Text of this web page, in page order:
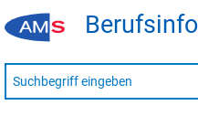
Suche
nach